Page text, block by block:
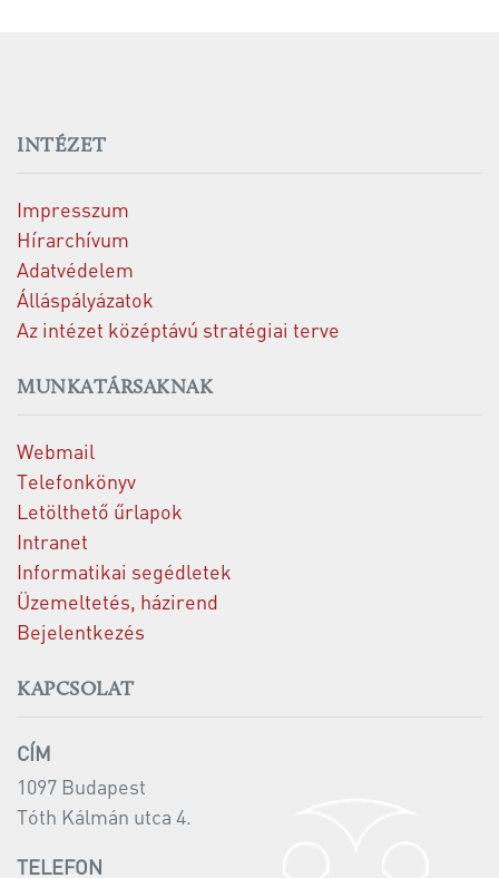
INTÉZET
Impresszum
Hírarchívum
Adatvédelem
Álláspályázatok
Az intézet középtávú stratégiai terve
MUNKATÁRSAKNAK
Webmail
Telefonkönyv
Letölthető űrlapok
Intranet
Informatikai segédletek
Üzemeltetés, házirend
Bejelentkezés
KAPCSOLAT
CÍM
1097 Budapest
Tóth Kálmán utca 4.
TELEFON